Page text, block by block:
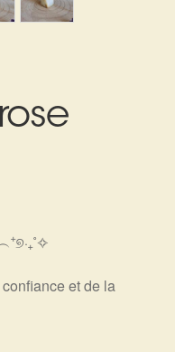
et de la